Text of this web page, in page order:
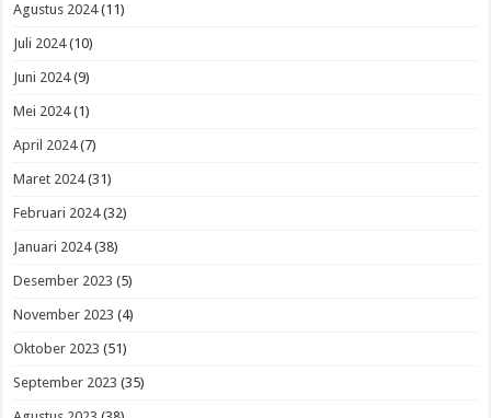
Agustus 2024(11)
Juli 2024(10)
Juni 2024(9)
Mei 2024(1)
April 2024(7)
Maret 2024(31)
Februari 2024(32)
Januari 2024(38)
Desember 2023 (5)
November 2023 (4)
Oktober 2023 (51)
September 2023 (35)